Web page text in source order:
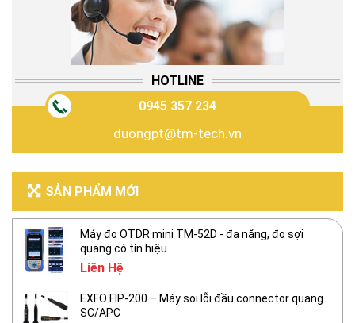
HOTLINE
0945 357 234
duongpt@tm-tech.vn
SẢN PHẨM MỚI
Máy đo OTDR mini TM-52D - đa năng, đo sợi
quang có tín hiệu
Liên Hệ
EXFO FIP-200 – Máy soi lỗi đầu connector quang
SC/APC